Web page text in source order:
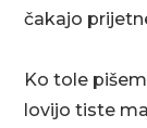
čakajo
Ko tole
lovijo tiste